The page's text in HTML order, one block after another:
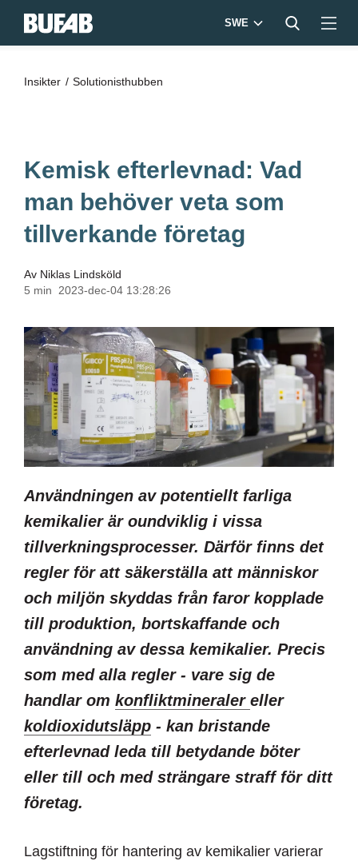
SWE
Insikter Solutionisthubben
Kemisk efterlevnad: Vad
man behöver veta som
tillverkande företag
Av Niklas Lindsköld
5 min
2023-dec-04 13:28:26
Användningen av potentiellt farliga
kemikalier är oundviklig i vissa
tillverkningsprocesser. Därför finns det
regler för att säkerställa att människor
och miljön skyddas från faror kopplade
till produktion, bortskaffande och
användning av dessa kemikalier. Precis
som med alla regler - vare sig de
handlar om konfliktmineraler eller
koldioxidutsläpp - kan bristande
efterlevnad leda till betydande böter
eller till och med strängare straff för ditt
företag.
Lagstiftning för hantering av kemikalier varierar